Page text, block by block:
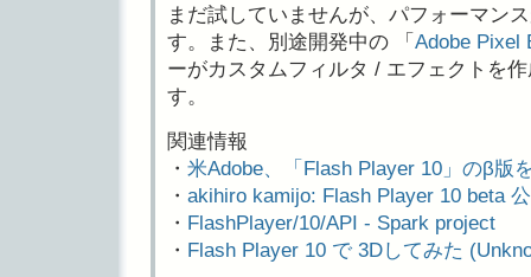
まだ試していませんが、パフォーマン
す。また、別途開発中の 「 Adobe Pixel
ーがカスタムフィルタ / エフェクトを
す。
関連情報
・ 米Adobe、「Flash Player 10」のβ版
・ akihiro kamijo: Flash Player 10 beta
・ FlashPlayer/10/API - Spark project
・ Flash Player 10 で 3Dしてみた